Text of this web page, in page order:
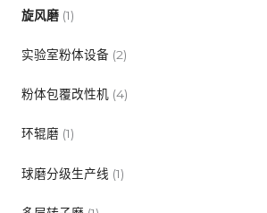
旋风磨 (1)
实验室粉体设备 (2)
粉体包覆改性机 (4)
环辊磨 (1)
球磨分级生产线 (1)